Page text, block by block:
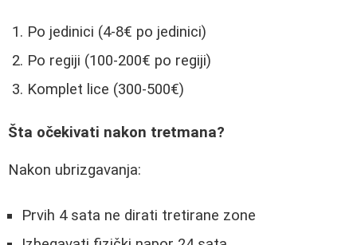
Po jedinici (4-8€ po jedinici)
Po regiji (100-200€ po regiji)
Komplet lice (300-500€)
Šta očekivati nakon tretmana?
Nakon ubrizgavanja:
Prvih 4 sata ne dirati tretirane zone